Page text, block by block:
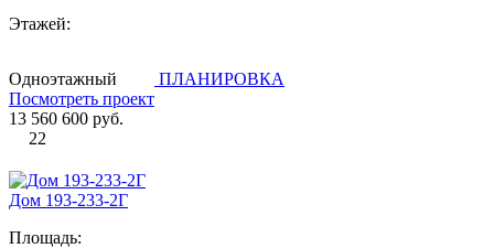
Этажей:
Одноэтажный
ПЛАНИРОВКА
Посмотреть проект
13 560 600 руб.
22
Дом 193-233-2Г
Площадь: